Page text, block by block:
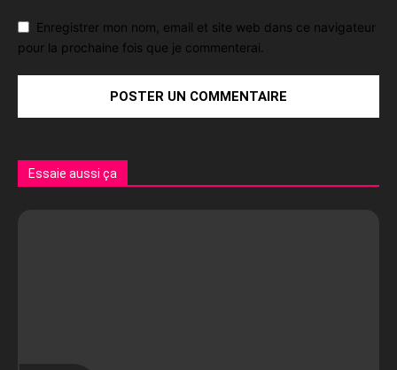
Enregistrer mon nom, email et site web dans ce navigateur
pour la prochaine fois que je commenterai.
Essaie aussi ça